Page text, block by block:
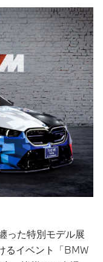
った特別モデル展
るイベント「BMW